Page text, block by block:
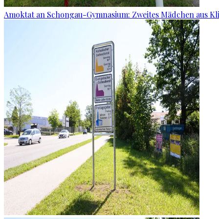
Amoktat an Schongau-Gymnasium: Zweites Mädchen aus